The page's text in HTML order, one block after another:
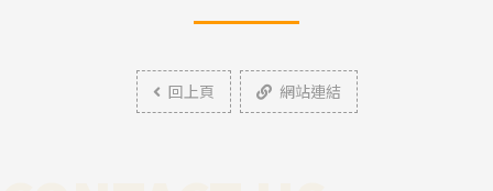
回上頁 網站連結